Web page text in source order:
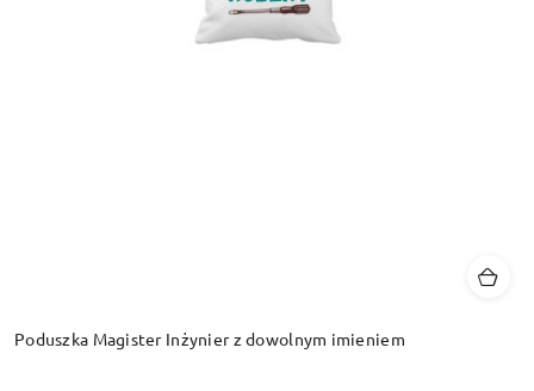
Poduszka Magister Inżynier z dowolnym imieniem